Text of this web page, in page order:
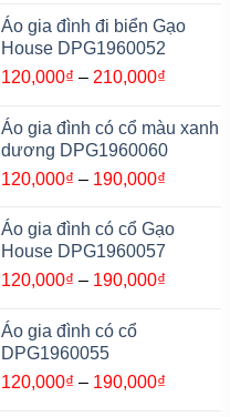
từ
120,000₫
đến
Áo gia đình đi biển Gạo
House DPG1960052
120,000₫ – 210,000₫Khoảng
từ
120,000₫
đến
Áo gia đình có cổ màu xanh
dương DPG1960060
120,000₫ – 190,000₫Khoảng
từ
120,000₫
đến
Áo gia đình có cổ Gạo
House DPG1960057
120,000₫ – 190,000₫Khoảng
đến
Áo gia đình có cổ
DPG1960055
120,000₫ – 190,000₫Khoảng